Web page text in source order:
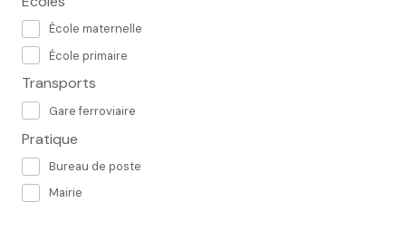
École maternelle
École primaire
Transports
Gare ferroviaire
Pratique
Bureau de poste
Mairie